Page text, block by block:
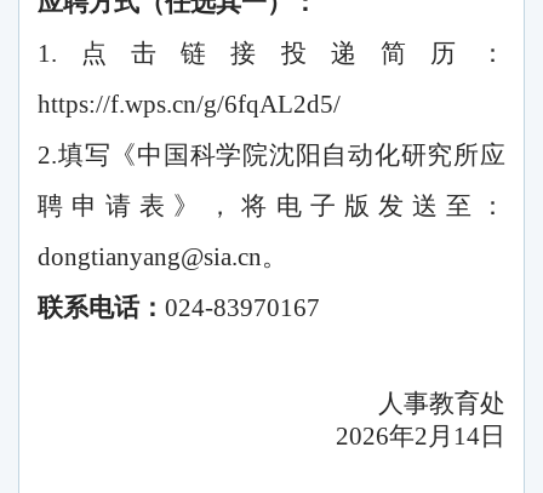
1.点击链接投递简历：
https://f.wps.cn/g/6fqAL2d5/
2.填写《中国科学院沈阳自动化研究所应
聘申请表》，将电子版发送至：
dongtianyang@sia.cn。
联系电话： 024-83970167
人事教育处
2026年2月14日